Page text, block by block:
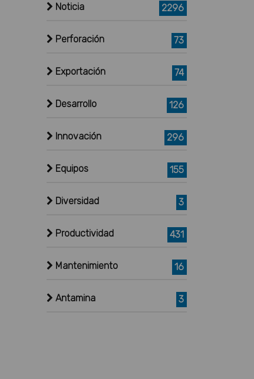
Noticia 2296
Perforación 73
Exportación 74
Desarrollo 126
Innovación 296
Equipos 155
Diversidad 3
Productividad 431
Mantenimiento 16
Antamina 3